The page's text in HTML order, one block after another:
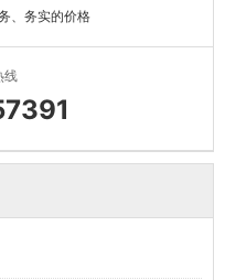
、务实的价格
线